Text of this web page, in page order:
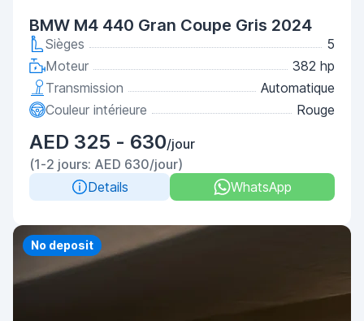
BMW M4 440 Gran Coupe Gris 2024
Sièges
5
Moteur
382 hp
Transmission
Automatique
Couleur intérieure
Rouge
AED 325 - 630/jour
(1-2 jours: AED 630/jour)
Details
WhatsApp
No deposit